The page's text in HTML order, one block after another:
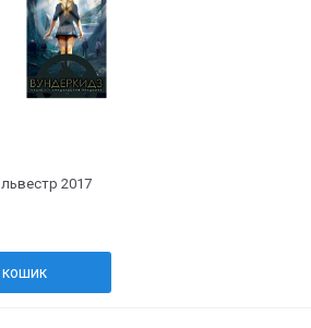
2017
кошик